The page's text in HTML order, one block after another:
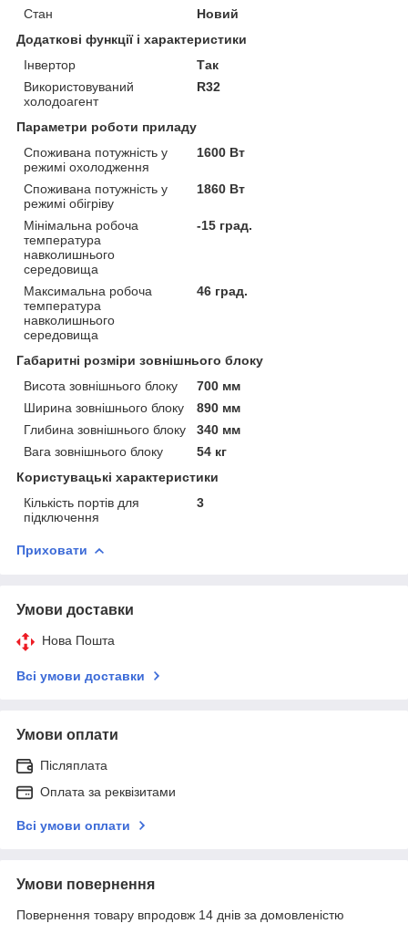
Стан
Новий
Додаткові функції і характеристики
Інвертор
Так
Використовуваний
холодоагент
R32
Параметри роботи приладу
Споживана потужність у
режимі охолодження
1600 Вт
Споживана потужність у
режимі обігріву
1860 Вт
Мінімальна робоча
температура
навколишнього
середовища
-15 град.
Максимальна робоча
температура
навколишнього
середовища
46 град.
Габаритні розміри зовнішнього блоку
Висота зовнішнього блоку
700 мм
Ширина зовнішнього блоку
890 мм
Глибина зовнішнього блоку
340 мм
Вага зовнішнього блоку
54 кг
Користувацькi характеристики
Кількість портів для
підключення
3
Приховати
Умови доставки
Нова Пошта
Всі умови доставки
Умови оплати
Післяплата
Оплата за реквізитами
Всі умови оплати
Умови повернення
Повернення товару впродовж 14 днів за домовленістю